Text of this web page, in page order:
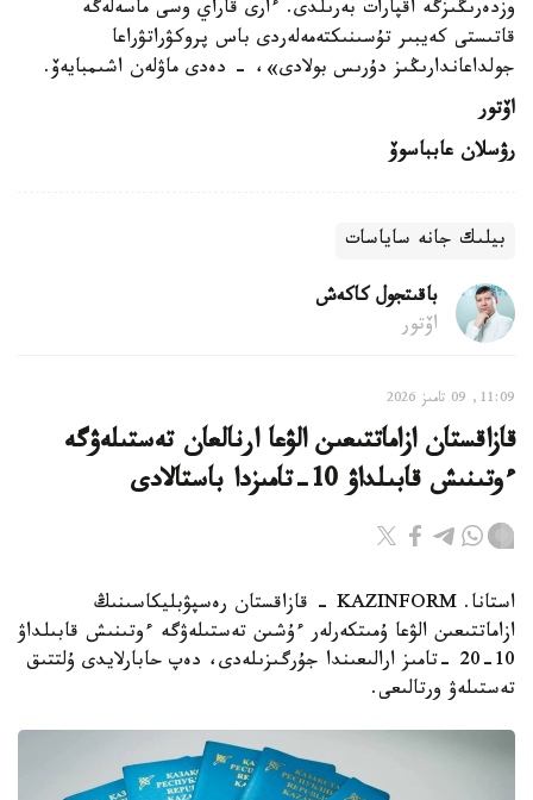
وزدەرىڭىزگە اقپارات بەرىلدى. ءارى قاراي وسى ماسەلەگە
قاتىستى كەيبىر تۇسىنىكتەمەلەردى باس پروكۋراتۋراعا
جولداعاندارىڭىز دۇرىس بولادى»، - دەدى ماۋلەن اشىمبايەۆ.
اۆتور
رۋسلان عابباسوۆ
بيلىك جانە ساياسات
باقىتجول كاكەش
اۆتور
11:09, 09 تامىز 2026
قازاقستان ازاماتتىعىن الۋعا ارنالعان تەستىلەۋگە
ءوتىنىش قابىلداۋ 10-تامىزدا باستالادى
استانا. KAZINFORM - قازاقستان رەسپۋبليكاسىنىڭ
ازاماتتىعىن الۋعا ۇمىتكەرلەر ءۇشىن تەستىلەۋگە ءوتىنىش قابىلداۋ
10-20 -تامىز ارالىعىندا جۇرگىزىلەدى، دەپ حابارلايدى ۇلتتىق
تەستىلەۋ ورتالىعى.